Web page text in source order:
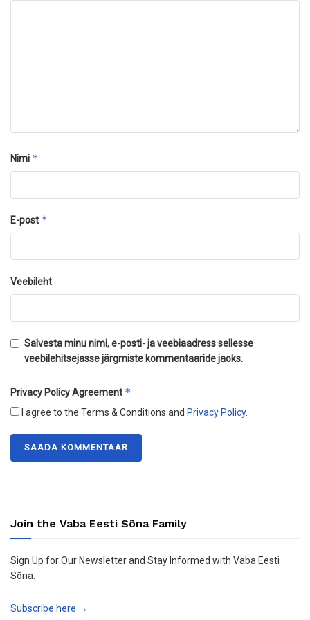
Nimi *
E-post *
Veebileht
Salvesta minu nimi, e-posti- ja veebiaadress sellesse
veebilehitsejasse järgmiste kommentaaride jaoks.
Privacy Policy Agreement *
I agree to the Terms & Conditions and Privacy Policy.
Join the Vaba Eesti Sõna Family
Sign Up for Our Newsletter and Stay Informed with Vaba Eesti
Sõna.
Subscribe here →